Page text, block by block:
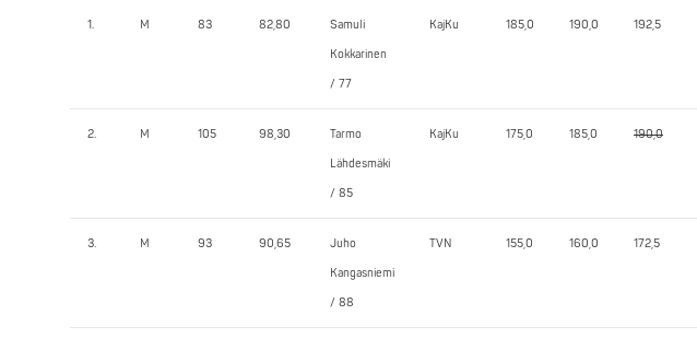
1. M 83 82,80 Samuli
Kokkarinen
/ 77
KajKu 185,0 190,0 192,5
2. M 105 98,30 Tarmo
Lähdesmäki
/ 85
KajKu 175,0 185,0 190,0
3. M 93 90,65 Juho
Kangasniemi
/ 88
TVN 155,0 160,0 172,5